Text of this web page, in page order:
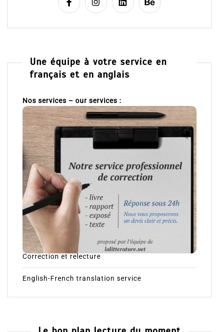
Une équipe à votre service en
français et en anglais
Nos services – our services :
Correction et relecture
English-French translation service